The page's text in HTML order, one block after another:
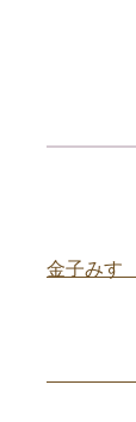
金子みす